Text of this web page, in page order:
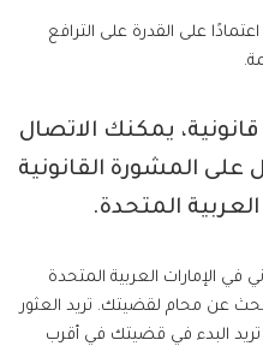
على القدرة على الترافع
يمكنك الاتصال
المشورة القانونية
المتحدة.
الإمارات العربية المتحدة
عن محام لقضيتك. تريد العثور
البدء في قضيتك في أقرب